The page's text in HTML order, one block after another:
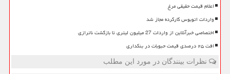
اعلام قیمت حقیقی مرغ
واردات اتوبوس کارکرده مجاز شد
اختصاصی خبرآنلاین از واردات 27 میلیون لیتری تا بازگشت ناترازی
افت ۲۵ درصدی قیمت حبوبات در بنکداری
نظرات بینندگان در مورد این مطلب